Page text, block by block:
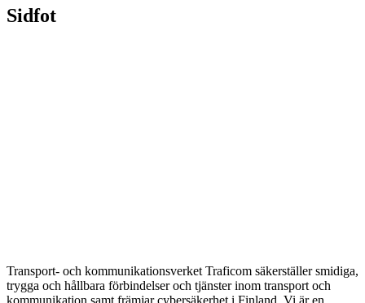
Sidfot
Transport- och kommunikationsverket Traficom säkerställer smidiga,
trygga och hållbara förbindelser och tjänster inom transport och
kommunikation samt främjar cybersäkerhet i Finland. Vi är en